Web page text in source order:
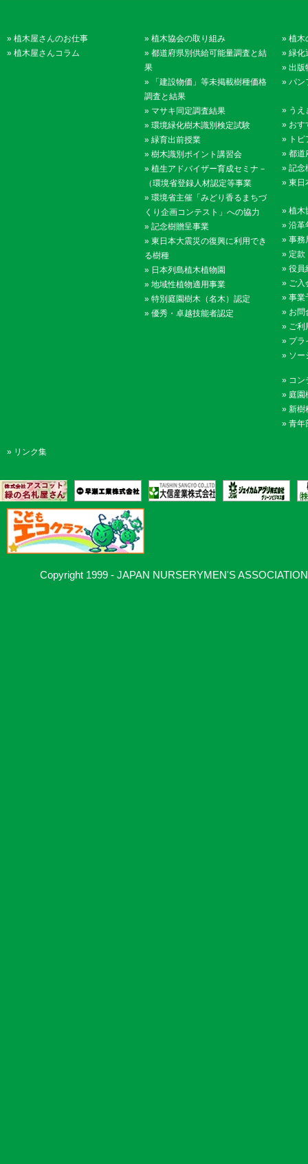
» 植木屋さんのお仕事
» 植木屋さんコラム
» 植木協会の取り組み
» 都道府県別供給可能量調査と結
果
»
「建設物価」等未掲載樹種価格
調査と結果
» マサキ同定調査結果
» 環境緑化樹木識別検定試験
» 緑育出前授業
» 樹木識別ポイント講習会
» 植生アドバイザー育成セミナ－
（環境省登録人材認定等事業
» 環境省主催「みどり香るまちづ
くり企画コンテスト」への協力
» 記念樹贈呈事業
» 東日本大震災の復興に利用でき
る樹種
» 日本列島植木植物園
» 地域性植物適用事業
» 特別庭園樹木（名木）認定
» 優秀・卓越技能者認定
» 植木
» 緑化
» 出版
» パン
» うえ
» おす
» ト
» 都道
» 記念
» 東日
» 植木
» 沿革
» 事務
» 定款
» 役員
» ご入
» 事業
» お問
» ご利
» プラ
» ソー
» コン
» 庭園
» 新樹
» 青年
» リンク集
Copyright 1999 - JAPAN NURSERYMEN'S